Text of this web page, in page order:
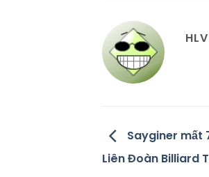
Sayginer mất
Liên Đoàn Billiard